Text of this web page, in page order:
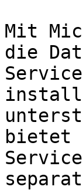
Mit
die
bietet